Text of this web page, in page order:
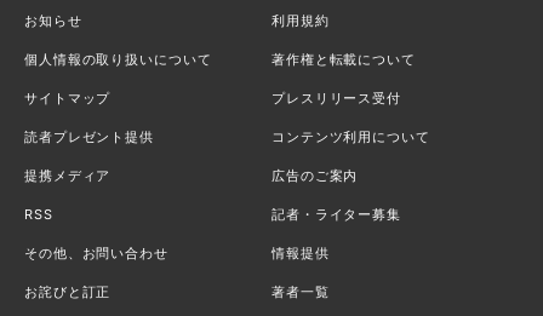
お知らせ 利用規約
個人情報の取り扱いについて 著作権と転載について
サイトマップ プレスリリース受付
読者プレゼント提供 コンテンツ利用について
提携メディア 広告のご案内
RSS 記者・ライター募集
その他、お問い合わせ 情報提供
お詫びと訂正 著者一覧